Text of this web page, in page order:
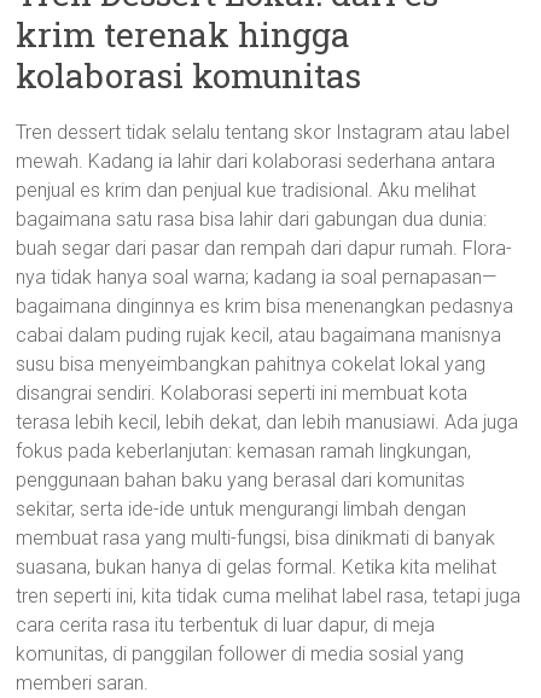
krim terenak hingga
kolaborasi komunitas
Tren dessert tidak selalu tentang skor Instagram atau label
mewah. Kadang ia lahir dari kolaborasi sederhana antara
penjual es krim dan penjual kue tradisional. Aku melihat
bagaimana satu rasa bisa lahir dari gabungan dua dunia:
buah segar dari pasar dan rempah dari dapur rumah. Flora-
nya tidak hanya soal warna; kadang ia soal pernapasan—
bagaimana dinginnya es krim bisa menenangkan pedasnya
cabai dalam puding rujak kecil, atau bagaimana manisnya
susu bisa menyeimbangkan pahitnya cokelat lokal yang
disangrai sendiri. Kolaborasi seperti ini membuat kota
terasa lebih kecil, lebih dekat, dan lebih manusiawi. Ada juga
fokus pada keberlanjutan: kemasan ramah lingkungan,
penggunaan bahan baku yang berasal dari komunitas
sekitar, serta ide-ide untuk mengurangi limbah dengan
membuat rasa yang multi-fungsi, bisa dinikmati di banyak
suasana, bukan hanya di gelas formal. Ketika kita melihat
tren seperti ini, kita tidak cuma melihat label rasa, tetapi juga
cara cerita rasa itu terbentuk di luar dapur, di meja
komunitas, di panggilan follower di media sosial yang
memberi saran.